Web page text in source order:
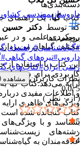
کتابگیا، یک راهنمای
که توسط دکتر
رویکردی علمی و در
مختلف گیاهان
این کتاب با استفاده
کاربردی برای
ارایه می‌دهد.کتاب
و اطلاعات مفیدی
ویژگی‌های ظاهری
کتاب گنجانده شده است
بشناسد و با ویژگی‌های
رشته‌های
علاقه‌مندان به
دسته‌بندی‌ها
داروسازیمهندسی
برچسب‌ها
#گیاه‌شناسی#راهنمای
دارویی#تیره‌های گیاهی#
زینتی ایران#کتاب‌های
نظرات کاربران مشاهده
5 /
0.0
( از ۰ نظر )
5
۰
4